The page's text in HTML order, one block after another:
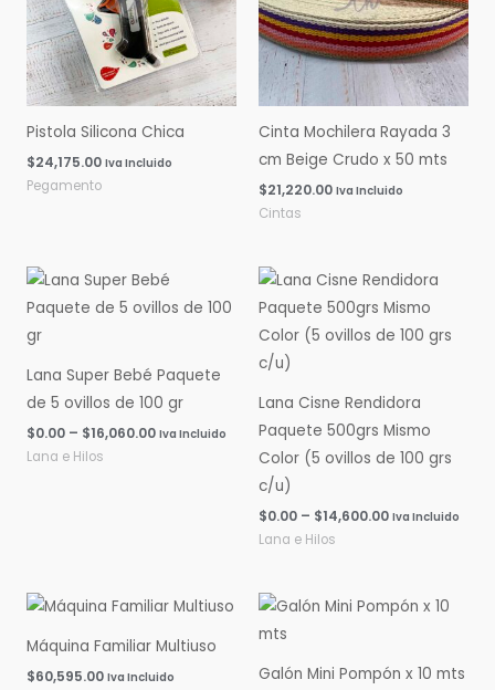
Pistola Silicona Chica
$24,175.00 Iva Incluido
Pegamento
Cinta Mochilera Rayada 3
cm Beige Crudo x 50 mts
$21,220.00 Iva Incluido
Cintas
Lana Super Bebé Paquete
de 5 ovillos de 100 gr
$0.00 – $16,060.00
Rango
de
precios:
$16,060.00
Iva Incluido
Lana e Hilos
Lana Cisne Rendidora
Paquete 500grs Mismo
Color (5 ovillos de 100 grs
c/u)
$0.00 – $14,600.00
Rango
de
precios:
desde
$0.00
Iva Incluido
Lana e Hilos
Máquina Familiar Multiuso
$60,595.00 Iva Incluido Galón Mini Pompón x 10 mts